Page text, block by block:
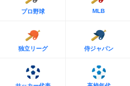
プロ野球 MLB
独立リーグ 侍ジャパン